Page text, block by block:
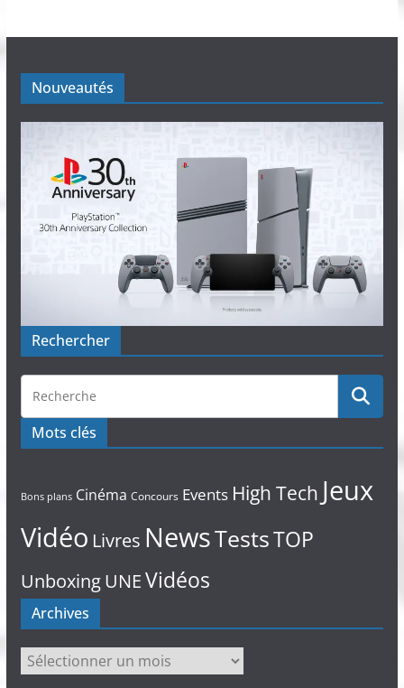
Nouveautés
Rechercher
Mots clés
Bons plans Cinéma Concours Events High Tech Jeux
Vidéo Livres NewsTestsTOP
UnboxingUNEVidéos
Archives
Archives